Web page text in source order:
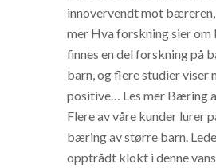
innovervendt mot
mer Hva forskning sier
finnes en del forskning på
barn, og flere studier viser
positive… Les mer Bæring
Flere av våre kunder lurer
bæring av større barn.
opptrådt klokt i denne